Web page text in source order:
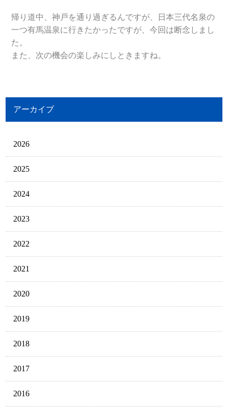
帰り道中、神戸を通り過ぎるんですが、日本三代名泉の
一つ有馬温泉に行きたかったですが、今回は断念しまし
た。
また、次の機会の楽しみにしときますね。
アーカイブ
2026
2025
2024
2023
2022
2021
2020
2019
2018
2017
2016